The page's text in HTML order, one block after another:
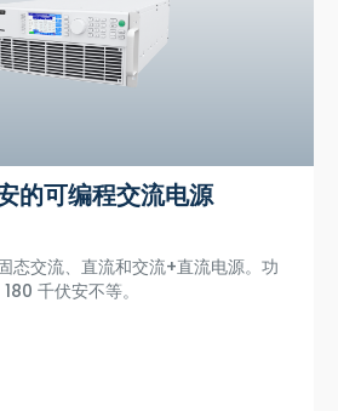
的可编程交流电源
态交流、直流和交流+直流电源。功
千伏安不等。